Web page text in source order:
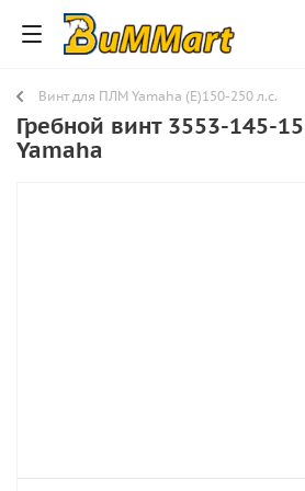
Винт для ПЛМ Yamaha (E)150-250 л.с.
Гребной винт 3553-145-
Yamaha